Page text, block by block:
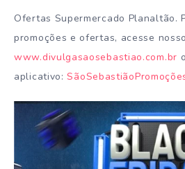
Ofertas Supermercado Planaltão.
promoções e ofertas, acesse
www.divulgasaosebastiao.com.br
aplicativo: